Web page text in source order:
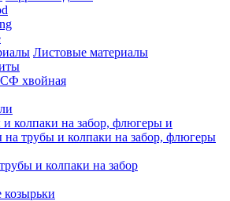
Листовые материалы
хвойная
колпаки на забор, флюгеры и
на трубы и колпаки на забор, флюгеры
и колпаки на забор